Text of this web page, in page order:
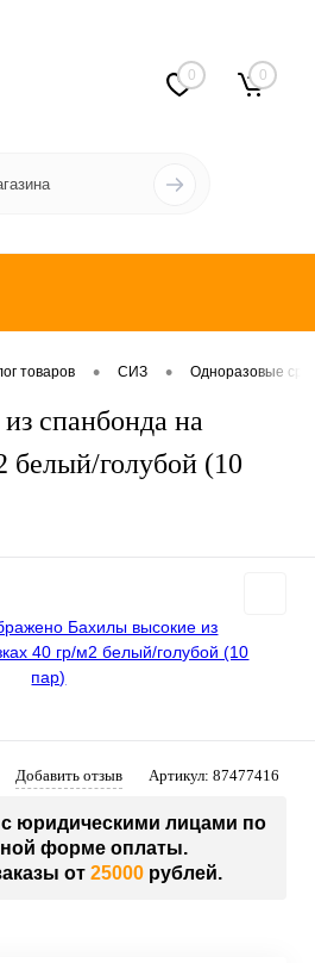
0 0
товаров • СИЗ • Одноразовые
спанбонда на
белый/голубой (10
Добавить отзыв Артикул: 87477416
с юридическими лицами по
форме оплаты.
от 25000рублей.